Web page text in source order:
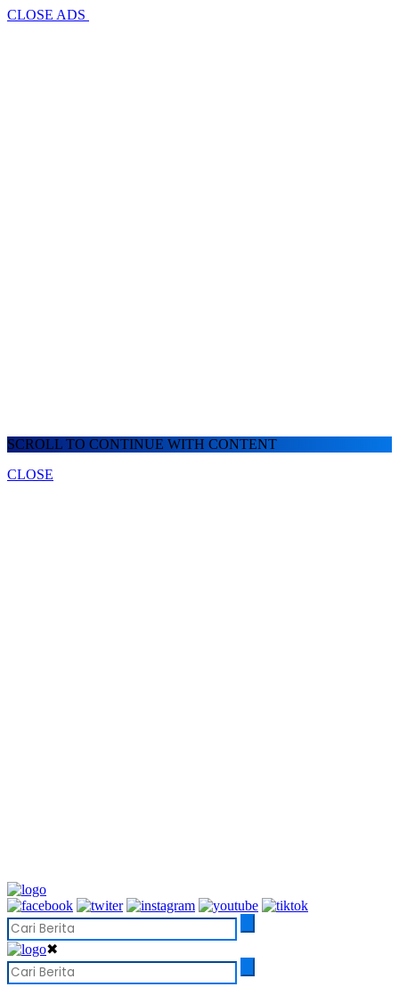
CLOSE ADS
SCROLL TO CONTINUE WITH CONTENT
CLOSE
✖